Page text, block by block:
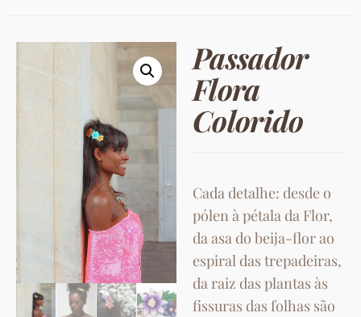
Passador
Flora
Colorido
Cada detalhe: desde o
pólen à pétala da Flor,
da asa do beija-flor ao
espiral das trepadeiras,
da raiz das plantas às
fissuras das folhas são